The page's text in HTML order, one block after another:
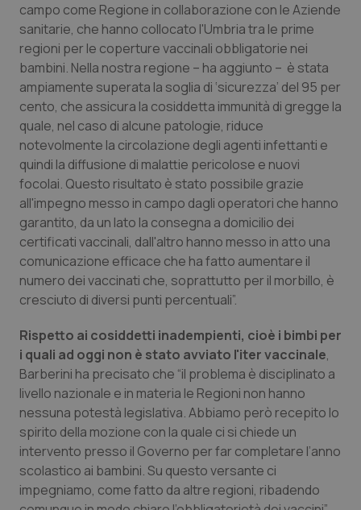
Sicilia
Toscana
Umbria
Valle D’Aosta
Veneto
Neuroscienze & patologie neurodegenerative
Obesità
Oftalmologia
Oncodermatologia
Oncoematologia
Oncologia & Nutrizione
Psoriasi & pelle
Quotidiano Chirurgia
Quotidiano Oncologia
Quotidiano Pediatria
Rene & patologie urogenitali
campo come Regione in collaborazione con le Aziende
sanitarie, che hanno collocato l'Umbria tra le prime
regioni per le coperture vaccinali obbligatorie nei
bambini. Nella nostra regione – ha aggiunto – è stata
ampiamente superata la soglia di ‘sicurezza’ del 95 per
cento, che assicura la cosiddetta immunità di gregge la
quale, nel caso di alcune patologie, riduce
notevolmente la circolazione degli agenti infettanti e
quindi la diffusione di malattie pericolose e nuovi
focolai. Questo risultato è stato possibile grazie
all'impegno messo in campo dagli operatori che hanno
garantito, da un lato la consegna a domicilio dei
certificati vaccinali, dall'altro hanno messo in atto una
comunicazione efficace che ha fatto aumentare il
numero dei vaccinati che, soprattutto per il morbillo, è
cresciuto di diversi punti percentuali”.
Rispetto ai cosiddetti inadempienti, cioè i bimbi per
i quali ad oggi non è stato avviato l'iter vaccinale,
Barberini ha precisato che “il problema è disciplinato a
livello nazionale e in materia le Regioni non hanno
nessuna potestà legislativa. Abbiamo però recepito lo
spirito della mozione con la quale ci si chiede un
intervento presso il Governo per far completare l’anno
scolastico ai bambini. Su questo versante ci
impegniamo, come fatto da altre regioni, ribadendo